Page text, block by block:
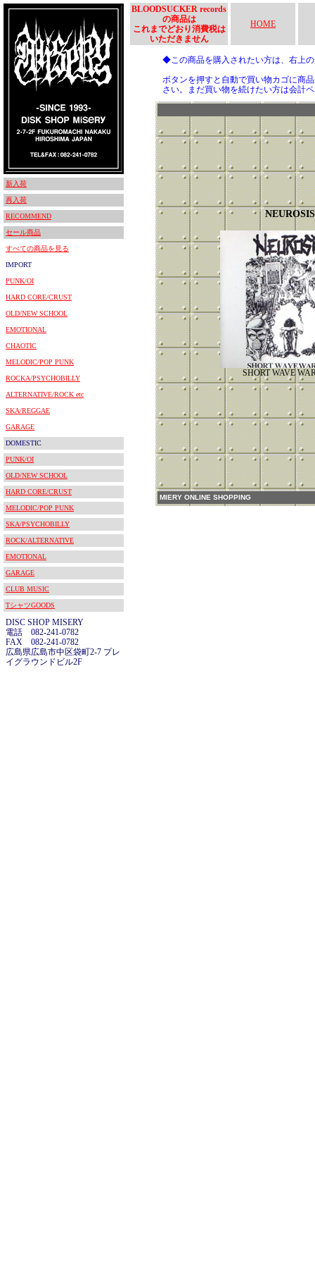
新入荷
再入荷
RECOMMEND
セール商品
すべての商品を見る
IMPORT
PUNK/OI
HARD CORE/CRUST
OLD/NEW SCHOOL
EMOTIONAL
CHAOTIC
MELODIC/POP PUNK
ROCKA/PSYCHOBILLY
ALTERNATIVE/ROCK etc
SKA/REGGAE
GARAGE
DOMESTIC
PUNK/OI
OLD/NEW SCHOOL
HARD CORE/CRUST
MELODIC/POP PUNK
SKA/PSYCHOBILLY
ROCK/ALTERNATIVE
EMOTIONAL
GARAGE
CLUB MUSIC
TシャツGOODS
DISC SHOP MISERY
電話 082-241-0782
FAX 082-241-0782
広島県広島市中区袋町2-7 プレ
イグラウンドビル2F
BLOODSUCKER records
の商品は
これまでどおり消費税は
いただきません
HOME
◆この商品を購入されたい方は、右上
ボタンを押すと自動で買い物カゴに商
さい。まだ買い物を続けたい方は会計
NEUROSIS
SHORT WAVE
MIERY ONLINE SHOPPING